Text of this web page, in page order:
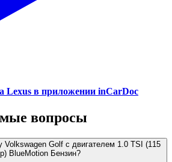
Lexus в приложении inCarDoc
вопросы
Volkswagen Golf с двигателем 1.0 TSI (115
BlueMotion Бензин?